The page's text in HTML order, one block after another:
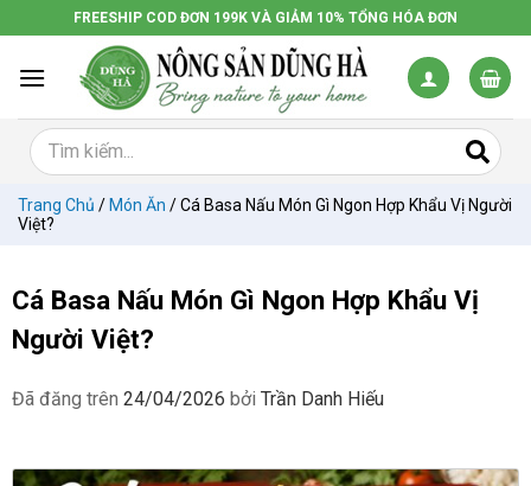
đến
dung
FREESHIP COD ĐƠN 199K VÀ GIẢM 10% TỔNG HÓA ĐƠN
Trang Chủ / Món Ăn /Cá Basa Nấu Món Gì Ngon Hợp Khẩu Vị Người
Việt?
Cá Basa Nấu Món Gì Ngon Hợp Khẩu Vị
Người Việt?
Đã đăng trên 24/04/2026 bởi Trần Danh Hiếu